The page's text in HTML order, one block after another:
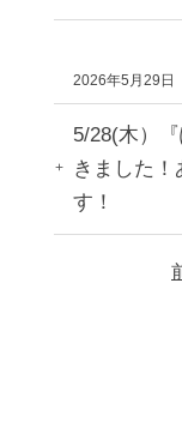
2026年5月29日
5/28(木）
きました
す！